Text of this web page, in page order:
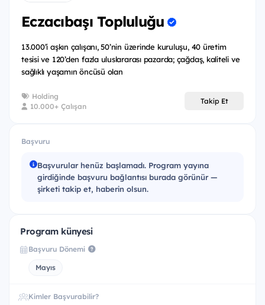
Idea To Real tam sana göre!
Neler kazanacaksın?
Yarıştığı kategoride birinci olan gruptaki tüm
öğrencilere 10.000 TL ödül,
Katılım sertifikası,
Ar-Ge alanındaki yaratıcı fikirlerim ile fark yaratırım
diyorsan
hemen başvur!
Eczacıbaşı Topluluğu
13.000’i aşkın çalışanı, 50’nin üzerinde kuruluşu, 40 üretim
tesisi ve 120’den fazla uluslararası pazarda; çağdaş, kaliteli ve
sağlıklı yaşamın öncüsü olan
Holding
10.000+ Çalışan
Takip Et
Başvuru
Başvurular henüz başlamadı. Program yayına
girdiğinde başvuru bağlantısı burada görünür —
şirketi takip et, haberin olsun.
Program künyesi
Başvuru Dönemi
Mayıs
Kimler Başvurabilir?